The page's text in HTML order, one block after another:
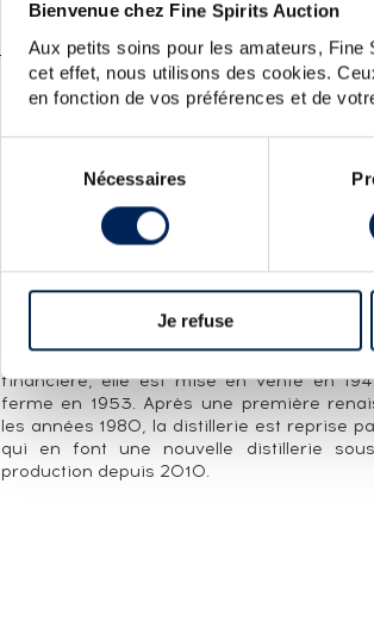
Bienvenue chez Fine Spirits Auction
Aux petits soins pour les amateurs,
cet effet, nous utilisons des cookies.
en fonction de vos préférences et de
consentement
Nécessaires
Je refuse
CONNEMARA OF. BOG OAK
LA CUVÉE
Single malt tourbé de la distillerie Cooley
Édition limitée à 1000 bouteilles.
LA DISTILLERIE LOCKE'S KILBEGGAN
La distillerie Locke's est fondée en 1757 à
alors connue sous le nom de Brusna et ne
1843, après son acquisition par John
jusqu'en 1893 avec la création de la
un terme aux activités de la distillerie
financière, elle est mise en vente en
ferme en 1953. Après une première
les années 1980, la distillerie est reprise
qui en font une nouvelle distillerie
production depuis 2010.